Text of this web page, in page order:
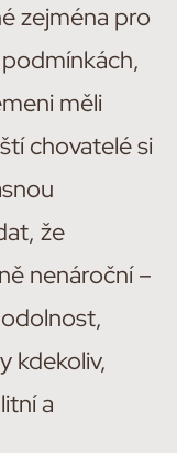
zejména pro
měli
chovatelé si
že
nenároční –
kdekoliv,
a